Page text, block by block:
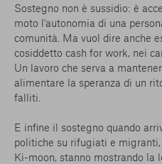
Sostegno non è sussidio: è
moto l'autonomia di una
comunità. Ma vuol dire anche
cosiddetto cash for work, nei
Un lavoro che serva a
alimentare la speranza di un
falliti.
E infine il sostegno quando
politiche su rifugiati e
Ki-moon, stanno mostrando la